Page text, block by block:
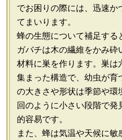
でお困りの際には、迅速か
てまいります。
蜂の生態について補足する
ガバチは木の繊維をかみ砕
材料に巣を作ります。巣は
集まった構造で、幼虫が育
の大きさや形状は季節や環
回のように小さい段階で発
的容易です。
また、蜂は気温や天候に敏